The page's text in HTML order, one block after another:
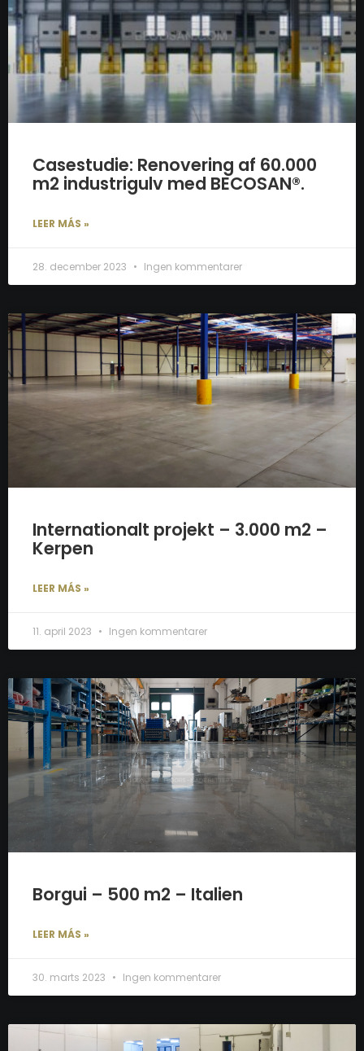
Casestudie: Renovering af 60.000
m2 industrigulv med BECOSAN®.
LEER MÁS »
28. december 2023 Ingen kommentarer
Internationalt projekt – 3.000 m2 –
Kerpen
LEER MÁS »
11. april 2023 Ingen kommentarer
Borgui – 500 m2 – Italien
LEER MÁS »
30. marts 2023 Ingen kommentarer